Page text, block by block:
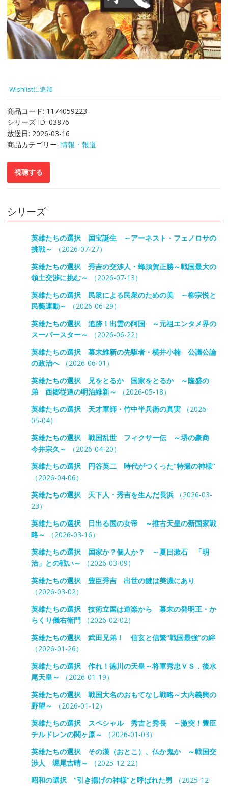
Wishlistに追加
商品コード: 1174059223
シリーズ ID: 03876
放送日: 2026-03-16
商品カテゴリー:情報・報道
シリーズ
英雄たちの選択 国宝誕生 ～アーネスト・フェノロサの
挑戦～
（2026-07-27）
英雄たちの選択 秀吉の交渉人・蜂須賀正勝～戦国最大の
領土交渉に挑む～
（2026-07-13）
英雄たちの選択 民衆による民衆のための美 ～柳宗悦と
民藝運動～
（2026-06-29）
英雄たちの選択 追跡！出雲の阿国 ～元祖エンタメ界の
スーパースター～
（2026-06-22）
英雄たちの選択 幕末維新の先駆者・横井小楠 公議公論
の政治へ（2026-06-01）
英雄たちの選択 兄をとるか 国家をとるか ～隆盛の
弟 西郷従道の明治維新～
（2026-05-18）
英雄たちの選択 天才軍師・竹中半兵衛の真実（2026-
05-04）
英雄たちの選択 戦国乱世 フィクサー伝 ～堺の豪商
今井宗久～
（2026-04-20）
英雄たちの選択 円谷英二 時代がつくった“特撮の神様”
（2026-04-06）
英雄たちの選択 天下人・秀吉を生んだ長浜（2026-03-
23）
英雄たちの選択 日出る国の女帝 ～推古天皇の新国家戦
略～
（2026-03-16）
英雄たちの選択 国家か？個人か？ ～夏目漱石 「明
治」との戦い～
（2026-03-09）
英雄たちの選択 豊臣秀吉 出世の鍵は美濃にあり
（2026-03-02）
英雄たちの選択 技術立国は道楽から 幕末の発明王・か
らくり儀右衛門（2026-02-02）
英雄たちの選択 武田兄弟！ 信玄と信繁“戦国最強”の絆
（2026-01-26）
英雄たちの選択 作れ！徳川の天皇～将軍秀忠ＶＳ．後水
尾天皇～
（2026-01-19）
英雄たちの選択 戦国大名のおもてなし戦略～大内義興の
野望～
（2026-01-12）
英雄たちの選択 スペシャル 秀吉と秀長 ～激突！豊臣
チルドレンの関ヶ原～
（2026-01-03）
英雄たちの選択 その漢（おとこ）、仏か鬼か ～戦国交
渉人 堀尾吉晴～
（2025-12-22）
昭和の選択 “引き揚げの神様”と呼ばれた男 （2025-12-